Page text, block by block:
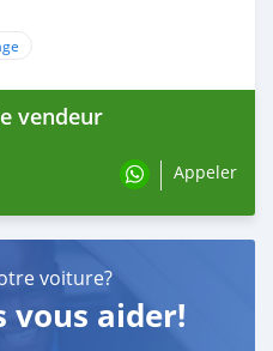
vendeur
Appeler
voiture?
vous aider!